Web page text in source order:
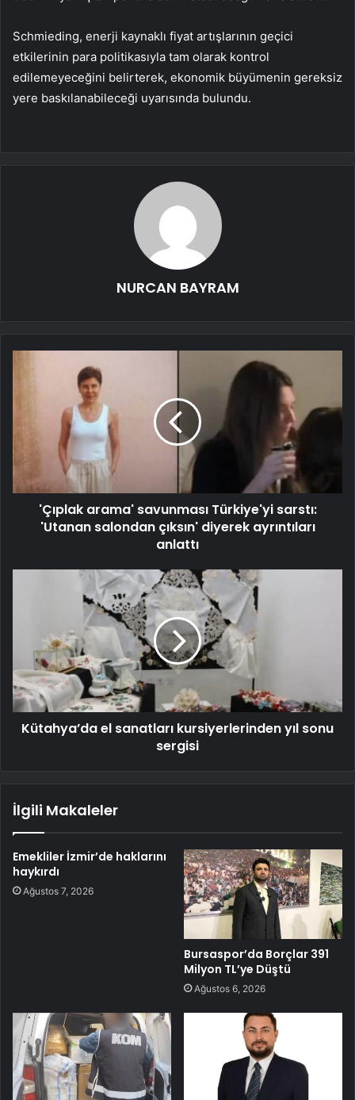
Schmieding, enerji kaynaklı fiyat artışlarının geçici
etkilerinin para politikasıyla tam olarak kontrol
edilemeyeceğini belirterek, ekonomik büyümenin gereksiz
yere baskılanabileceği uyarısında bulundu.
NURCAN BAYRAM
'Çıplak arama' savunması Türkiye'yi sarstı:
'Utanan salondan çıksın' diyerek ayrıntıları
anlattı
Kütahya’da el sanatları kursiyerlerinden yıl sonu
sergisi
İlgili Makaleler
Emekliler İzmir’de haklarını
haykırdı
Ağustos 7, 2026
Bursaspor’da Borçlar 391
Milyon TL’ye Düştü
Ağustos 6, 2026